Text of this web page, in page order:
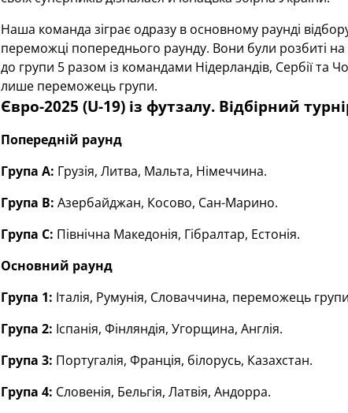
Наша команда зіграє одразу в основному раунді
переможці попереднього раунду. Вони були розбиті
до групи 5 разом із командами Нідерландів, Сербії та
лише переможець групи.
Євро-2025 (U-19) із футзалу. Відбірний
Попередній раунд
Група А: Грузія, Литва, Мальта, Німеччина.
Група В: Азербайджан, Косово, Сан-Марино.
Група С: Північна Македонія, Гібралтар, Естонія.
Основний раунд
Група 1: Італія, Румунія, Словаччина, переможець
Група 2: Іспанія, Фінляндія, Угорщина, Англія.
Група 3: Португалія, Франція, білорусь, Казахстан.
Група 4: Словенія, Бельгія, Латвія, Андорра.